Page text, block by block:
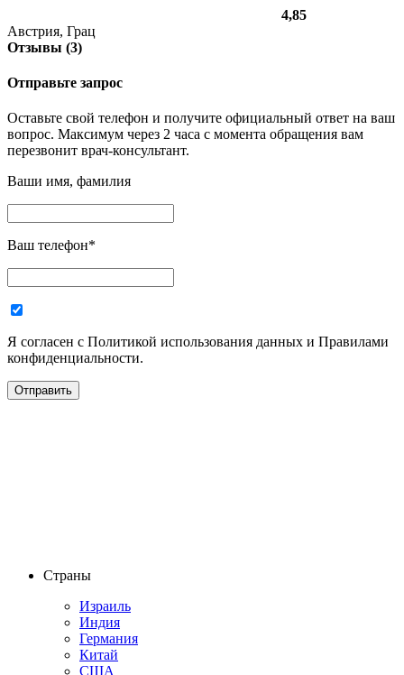
4,85
Австрия, Грац
Отзывы (3)
Отправьте запрос
Оставьте свой телефон и получите официальный ответ на ваш
вопрос. Максимум через 2 часа с момента обращения вам
перезвонит врач-консультант.
Ваши имя, фамилия
Ваш телефон*
Я согласен с Политикой использования данных и Правилами
конфиденциальности.
Страны
Израиль
Индия
Германия
Китай
США